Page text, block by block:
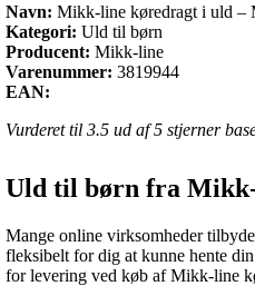
Navn: Mikk-line køredragt i uld –
Kategori: Uld til børn
Producent: Mikk-line
Varenummer: 3819944
EAN:
Vurderet til 3.5 ud af 5 stjerner
Uld til børn fra
Mange online virksomheder
fleksibelt for dig at kunne hente
for levering ved køb af Mikk-line